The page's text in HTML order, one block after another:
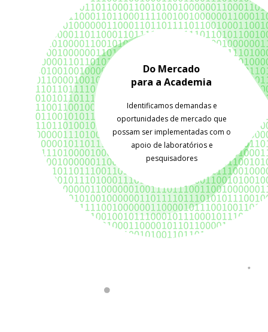
Do Mercado
para a Academia
Identificamos demandas e
oportunidades de mercado que
possam ser implementadas com o
apoio de laboratórios e
pesquisadores